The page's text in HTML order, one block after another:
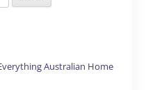
Australian Home